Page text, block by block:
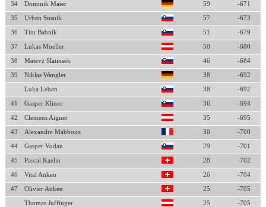
34 Dominik Maier 59 -671
35 Urban Susnik 57 -673
36 Tim Babnik 51 -679
37 Lukas Mueller 50 -680
38 Matevz Slatinsek 46 -684
39 Niklas Wangler 38 -692
Luka Leban 38 -692
41 Gasper Klinec 36 -694
42 Clemens Aigner 35 -695
43 Alexandre Mabboux 30 -700
44 Gasper Vodan 29 -701
45 Pascal Kaelin 28 -702
46 Vital Anken 26 -704
47 Olivier Anken 25 -705
Thomas Juffinger 25 -705